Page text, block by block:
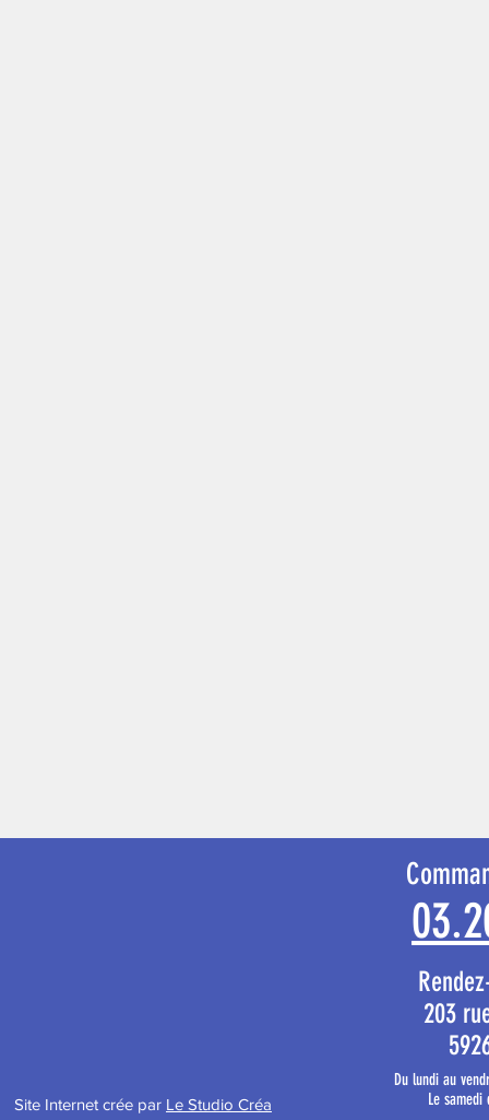
203
Du lundi au
Le samedi
Site Internet crée par Le Studio Créa